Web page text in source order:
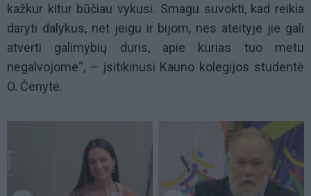
kažkur kitur būčiau vykusi. Smagu suvokti, kad reikia
daryti dalykus, net jeigu ir bijom, nes ateityje jie gali
atverti galimybių duris, apie kurias tuo metu
negalvojome“, – įsitikinusi Kauno kolegijos studentė
O. Čenytė.